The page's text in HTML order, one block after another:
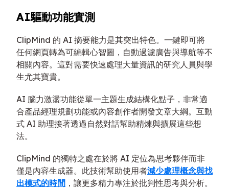
AI驅動功能實測
ClipMind 的 AI 摘要能力是其突出特色。一鍵即可將
任何網頁轉為可編輯心智圖，自動過濾廣告與導航等不
相關內容。這對需要快速處理大量資訊的研究人員與學
生尤其寶貴。
AI 腦力激盪功能從單一主題生成結構化點子，非常適
合產品經理規劃功能或內容創作者開發文章大綱。互動
式 AI 助理接著透過自然對話幫助精煉與擴展這些想
法。
ClipMind 的獨特之處在於將 AI 定位為思考夥伴而非
僅是內容生成器。此技術幫助使用者減少處理概念與找
出模式的時間 ，讓更多精力專注於批判性思考與分析。